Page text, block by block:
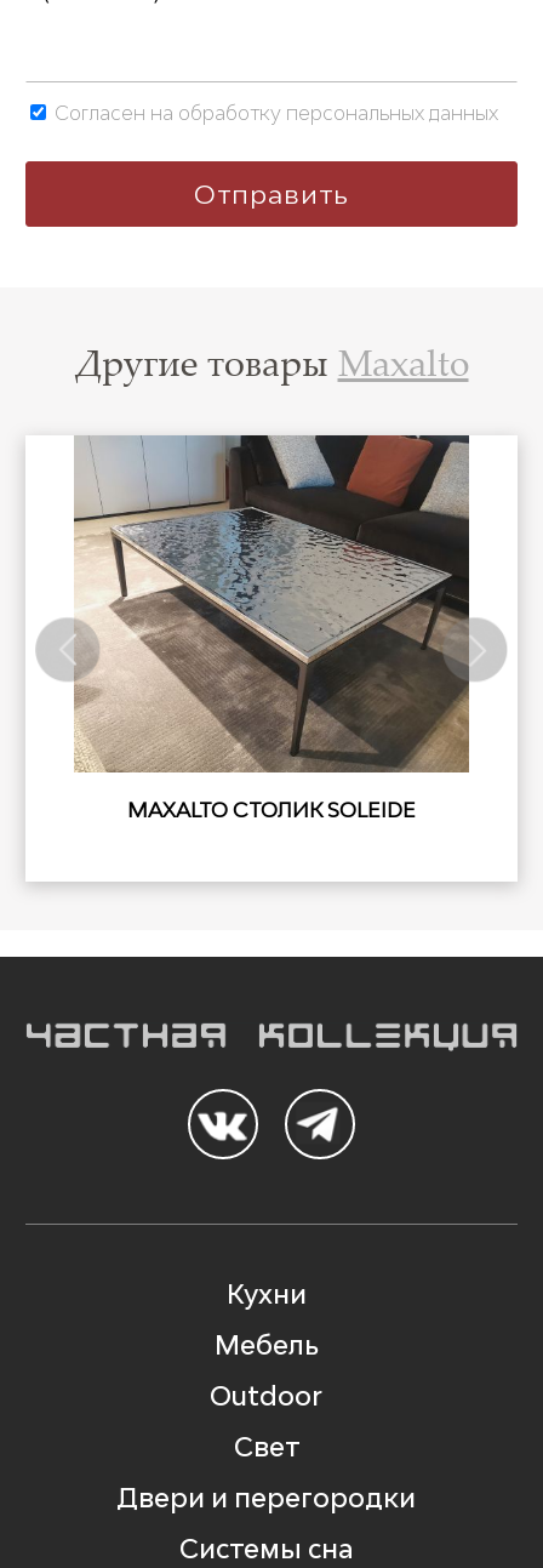
Согласен на обработку персональных данных
Другие товары Maxalto
MAXALTO СТОЛИК SOLEIDE
Кухни
Мебель
Outdoor
Свет
Двери и перегородки
Системы сна